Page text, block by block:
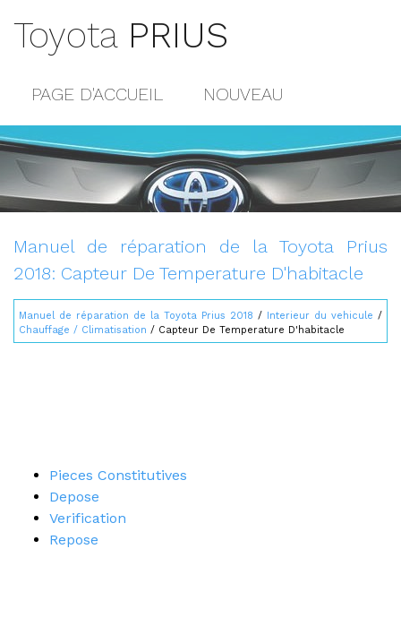
Toyota PRIUS
PAGE D'ACCUEIL NOUVEAU
POPULAIRE
CONTACTS
Manuel de réparation de la Toyota Prius
2018: Capteur De Temperature D'habitacle
Manuel de réparation de la Toyota Prius 2018 / Interieur du vehicule /
Chauffage / Climatisation / Capteur De Temperature D'habitacle
Pieces Constitutives
Depose
Verification
Repose